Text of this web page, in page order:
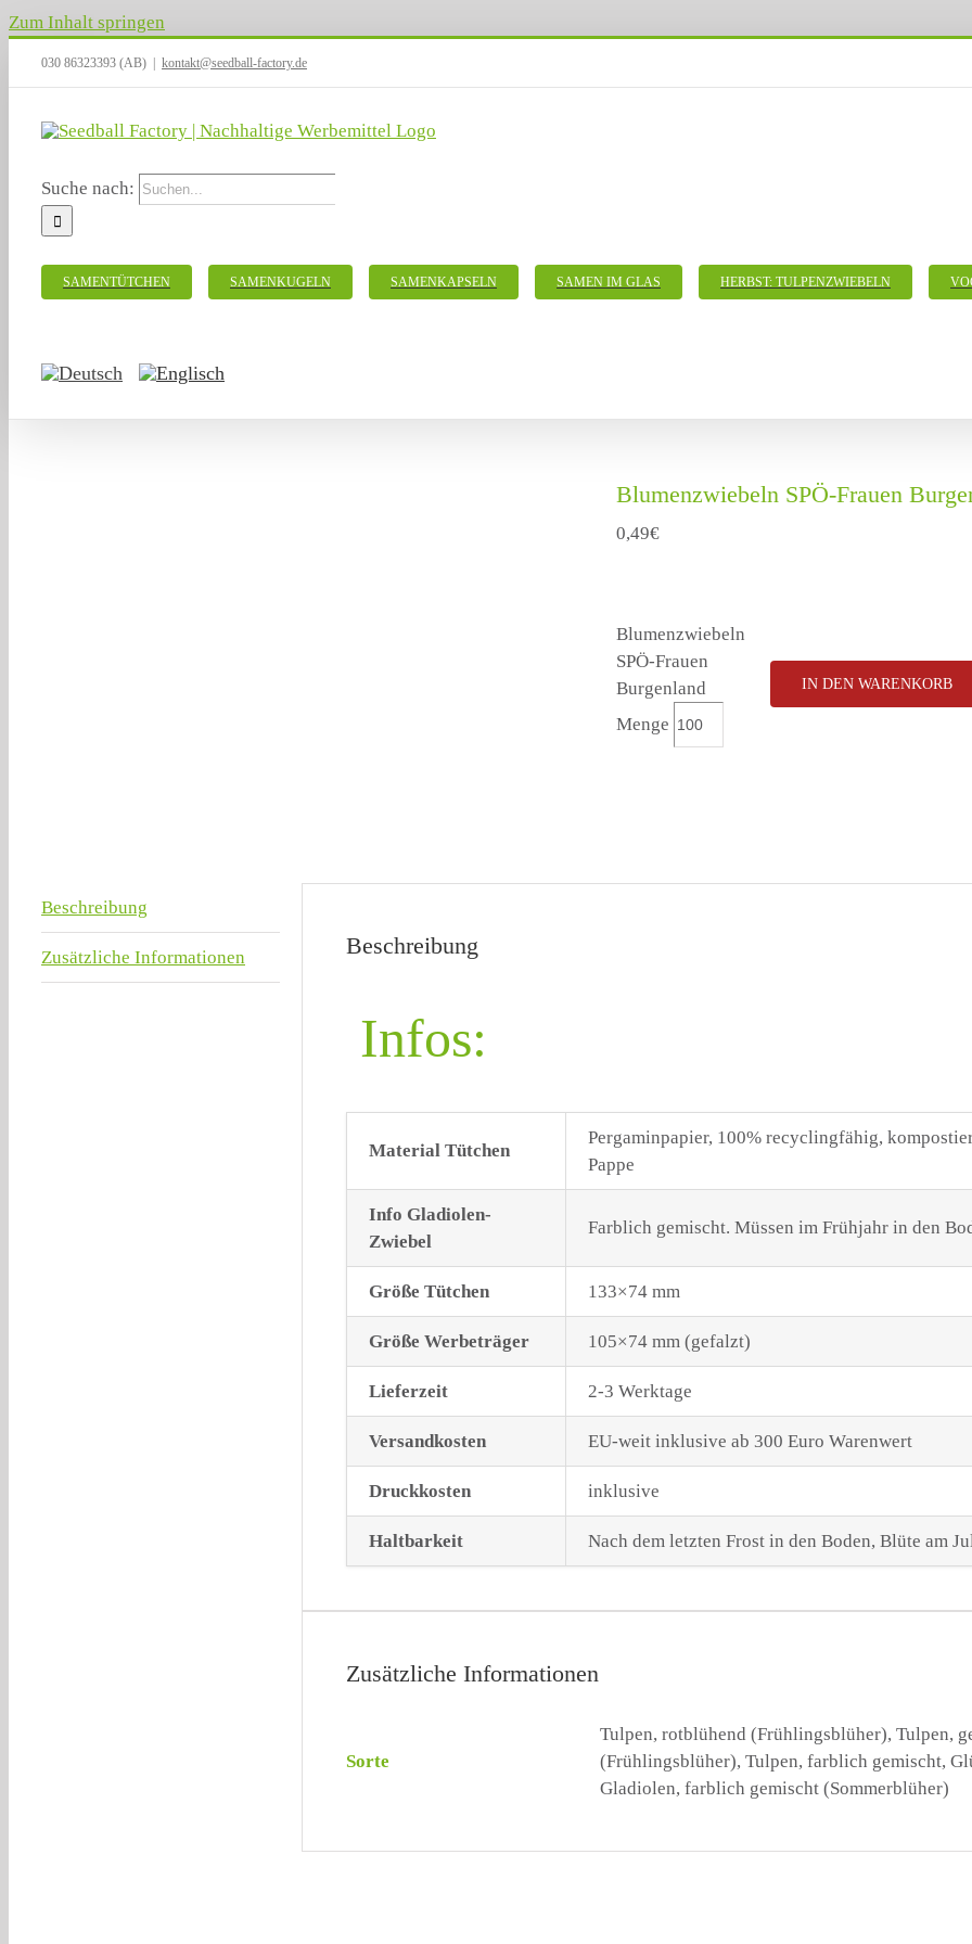
Zum Inhalt springen
030 86323393 (AB) kontakt@seedball-factory.de
Suche nach:
SAMENTÜTCHEN SAMENKUGELN SAMENKAPSELN SAMEN IM GLAS HERBST: TULPENZWIEBELN
Blumenzwiebeln SPÖ-Frauen
0,49€
Blumenzwiebeln
SPÖ-Frauen
Burgenland
Menge
IN DEN WARENKORB
Beschreibung
Zusätzliche Informationen Beschreibung
Infos:
Material Tütchen
Pergaminpapier, 100% recyclingfähig,
Pappe
Info Gladiolen-
Zwiebel
Farblich gemischt. Müssen im Frühjahr in den
Größe Tütchen 133×74 mm
Größe Werbeträger 105×74 mm (gefalzt)
Lieferzeit 2-3 Werktage
Versandkosten EU-weit inklusive ab 300 Euro Warenwert
Druckkosten inklusive
Haltbarkeit Nach dem letzten Frost in den Boden, Blüte am
Zusätzliche Informationen
Sorte
Tulpen, rotblühend (Frühlingsblüher), Tulpen,
(Frühlingsblüher), Tulpen, farblich gemischt,
Gladiolen, farblich gemischt (Sommerblüher)